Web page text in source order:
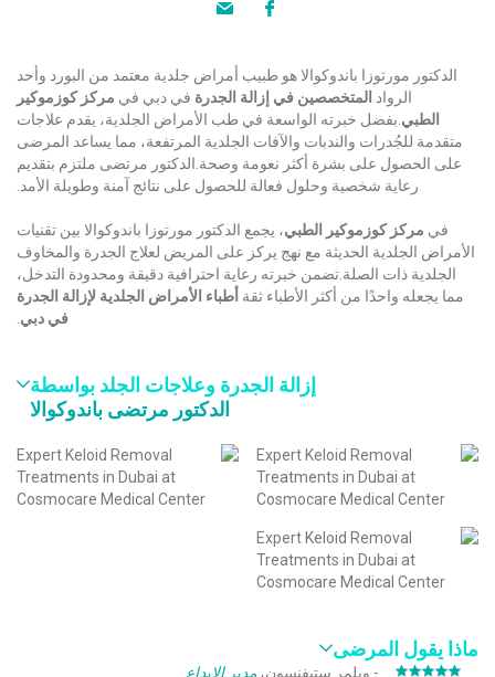
الدكتور مورتوزا باندوكوالا هو طبيب أمراض جلدية معتمد من البورد وأحد
الرواد المتخصصين في إزالة الجدرة في دبي في مركز كوزموكير
الطبي .بفضل خبرته الواسعة في طب الأمراض الجلدية، يقدم علاجات
متقدمة للجُدرات والندبات والآفات الجلدية المرتفعة، مما يساعد المرضى
على الحصول على بشرة أكثر نعومة وصحة.الدكتور مرتضى ملتزم بتقديم
رعاية شخصية وحلول فعالة للحصول على نتائج آمنة وطويلة الأمد.
في مركز كوزموكير الطبي، يجمع الدكتور مورتوزا باندوكوالا بين تقنيات
الأمراض الجلدية الحديثة مع نهج يركز على المريض لعلاج الجدرة والمخاوف
الجلدية ذات الصلة.تضمن خبرته رعاية احترافية دقيقة ومحدودة التدخل،
مما يجعله واحدًا من أكثر الأطباء ثقة أطباء الأمراض الجلدية لإزالة الجدرة
في دبي
إزالة الجدرة وعلاجات الجلد بواسطة
الدكتور مرتضى باندوكوالا
ماذا يقول المرضى
- ويلمر ستيفنسون، مدير الإبداع